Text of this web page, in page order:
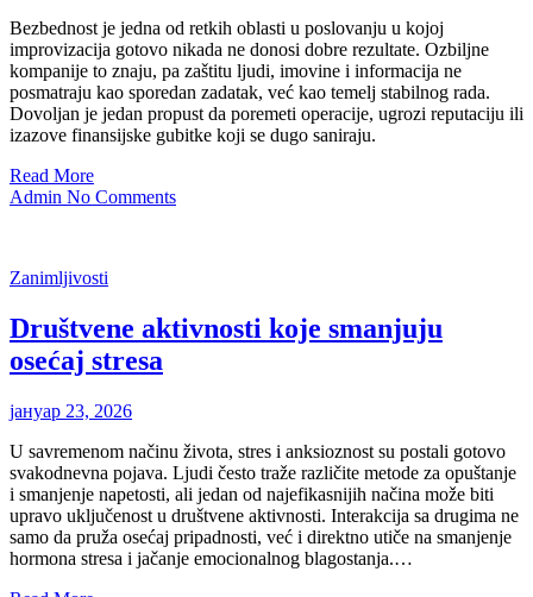
Bezbednost je jedna od retkih oblasti u poslovanju u kojoj
improvizacija gotovo nikada ne donosi dobre rezultate. Ozbiljne
kompanije to znaju, pa zaštitu ljudi, imovine i informacija ne
posmatraju kao sporedan zadatak, već kao temelj stabilnog rada.
Dovoljan je jedan propust da poremeti operacije, ugrozi reputaciju ili
izazove finansijske gubitke koji se dugo saniraju.
Read More
Admin No Comments
Zanimljivosti
Društvene aktivnosti koje smanjuju
osećaj stresa
јануар 23, 2026
U savremenom načinu života, stres i anksioznost su postali gotovo
svakodnevna pojava. Ljudi često traže različite metode za opuštanje
i smanjenje napetosti, ali jedan od najefikasnijih načina može biti
upravo uključenost u društvene aktivnosti. Interakcija sa drugima ne
samo da pruža osećaj pripadnosti, već i direktno utiče na smanjenje
hormona stresa i jačanje emocionalnog blagostanja.…